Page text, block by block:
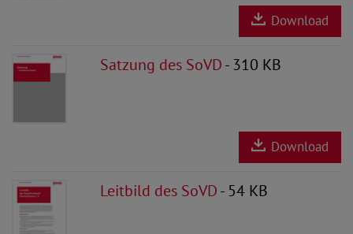
Download
Satzung des SoVD- 310 KB
Download
Leitbild des SoVD- 54 KB